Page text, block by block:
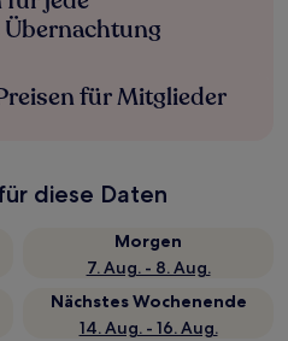
für Mitglieder
diese Daten
Morgen
7. Aug. - 8. Aug.
Nächstes Wochenende
14. Aug. - 16. Aug.